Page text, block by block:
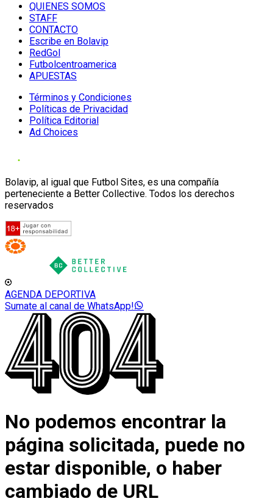
QUIENES SOMOS
STAFF
CONTACTO
Escribe en Bolavip
RedGol
Futbolcentroamerica
APUESTAS
Términos y Condiciones
Políticas de Privacidad
Política Editorial
Ad Choices
Bolavip, al igual que Futbol Sites, es una compañía
perteneciente a Better Collective. Todos los derechos
reservados
AGENDA DEPORTIVA
Sumate al canal de WhatsApp!
No podemos encontrar la
página solicitada, puede no
estar disponible, o haber
cambiado de URL